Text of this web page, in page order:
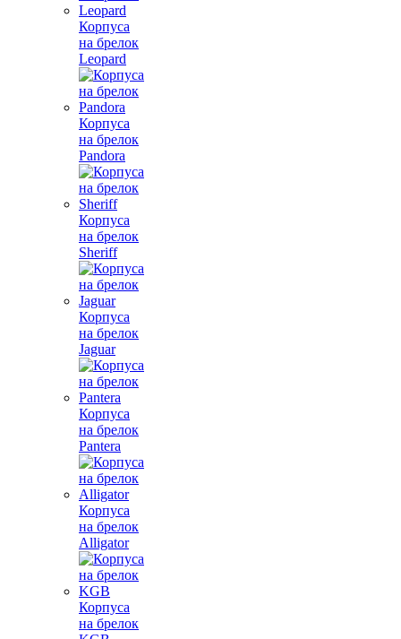
Корпуса
на брелок
Leopard
Корпуса
на брелок
Pandora
Корпуса
на брелок
Sheriff
Корпуса
на брелок
Jaguar
Корпуса
на брелок
Pantera
Корпуса
на брелок
Alligator
Корпуса
на брелок